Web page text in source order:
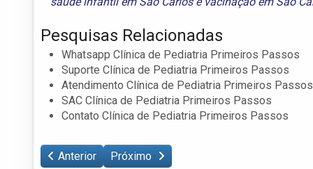
Pesquisas Relacionadas
Whatsapp Clínica de Pediatria Primeiros Passos
Suporte Clínica de Pediatria Primeiros Passos
Atendimento Clínica de Pediatria Primeiros Passos
SAC Clínica de Pediatria Primeiros Passos
Contato Clínica de Pediatria Primeiros Passos
Anterior Próximo